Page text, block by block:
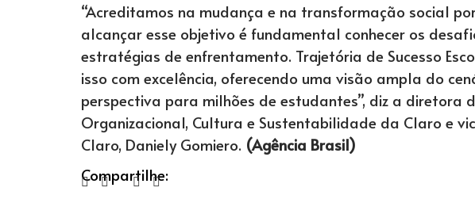
“Acreditamos na mudança e na transformação social
alcançar esse objetivo é fundamental conhecer os
estratégias de enfrentamento. Trajetória de Sucesso
isso com excelência, oferecendo uma visão ampla do
perspectiva para milhões de estudantes”, diz a diretora
Organizacional, Cultura e Sustentabilidade da Claro e
Claro, Daniely Gomiero. (Agência Brasil)
Compartilhe: